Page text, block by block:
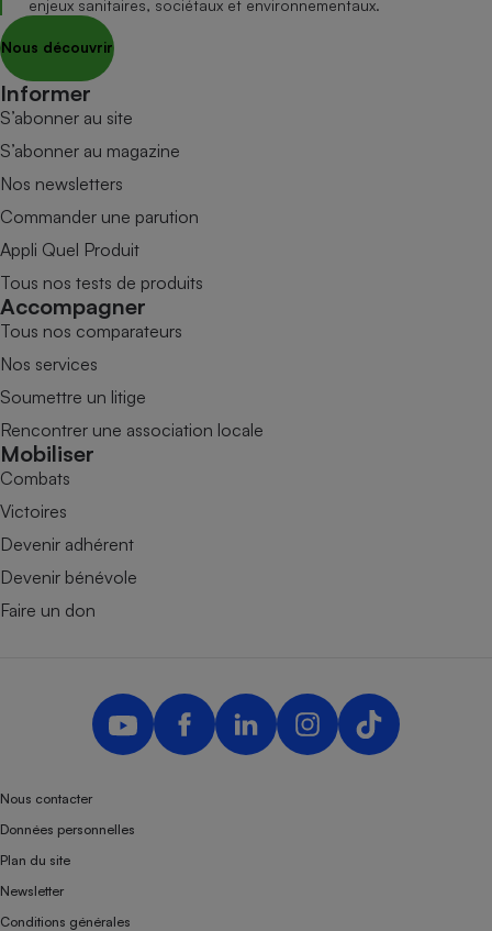
enjeux sanitaires, sociétaux et environnementaux.
Nous découvrir
Informer
S’abonner au site
S’abonner au magazine
Nos newsletters
Commander une parution
Appli Quel Produit
Tous nos tests de produits
Accompagner
Tous nos comparateurs
Nos services
Soumettre un litige
Rencontrer une association locale
Mobiliser
Combats
Victoires
Devenir adhérent
Devenir bénévole
Faire un don
Nous contacter
Données personnelles
Plan du site
Newsletter
Conditions générales